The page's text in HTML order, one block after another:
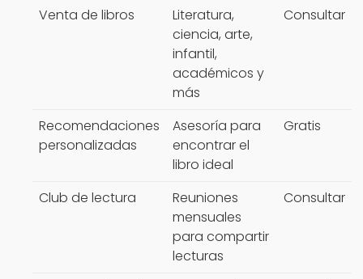
Venta de libros
Literatura,
ciencia, arte,
infantil,
académicos y
más
Consultar
Recomendaciones
personalizadas
Asesoría para
encontrar el
libro ideal
Gratis
Club de lectura
Reuniones
mensuales
para compartir
lecturas
Consultar